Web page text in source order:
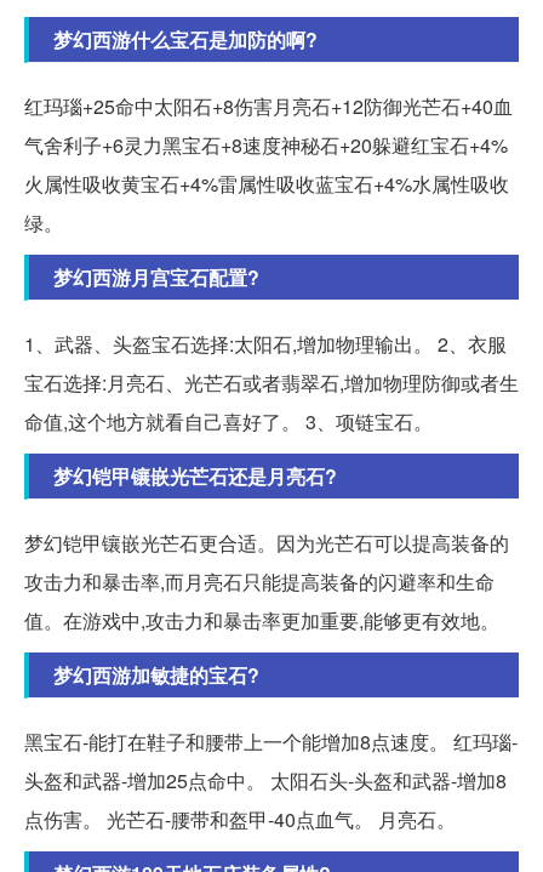
梦幻西游什么宝石是加防的啊?
红玛瑙+25命中太阳石+8伤害月亮石+12防御光芒石+40血
气舍利子+6灵力黑宝石+8速度神秘石+20躲避红宝石+4%
火属性吸收黄宝石+4%雷属性吸收蓝宝石+4%水属性吸收
绿。
梦幻西游月宫宝石配置?
1、武器、头盔宝石选择:太阳石,增加物理输出。 2、衣服
宝石选择:月亮石、光芒石或者翡翠石,增加物理防御或者生
命值,这个地方就看自己喜好了。 3、项链宝石。
梦幻铠甲镶嵌光芒石还是月亮石?
梦幻铠甲镶嵌光芒石更合适。因为光芒石可以提高装备的
攻击力和暴击率,而月亮石只能提高装备的闪避率和生命
值。在游戏中,攻击力和暴击率更加重要,能够更有效地。
梦幻西游加敏捷的宝石?
黑宝石-能打在鞋子和腰带上一个能增加8点速度。 红玛瑙-
头盔和武器-增加25点命中。 太阳石头-头盔和武器-增加8
点伤害。 光芒石-腰带和盔甲-40点血气。 月亮石。